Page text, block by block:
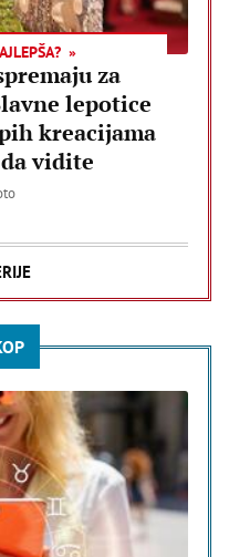
za
lepotice
kreacijama
vidite